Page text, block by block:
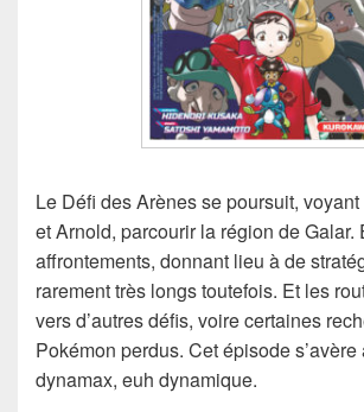
Le Défi des Arènes se poursuit,
et Arnold, parcourir la région de Galar.
affrontements, donnant lieu à de
rarement très longs toutefois. Et les
vers d’autres défis, voire certaines
Pokémon perdus. Cet épisode
dynamax, euh dynamique.